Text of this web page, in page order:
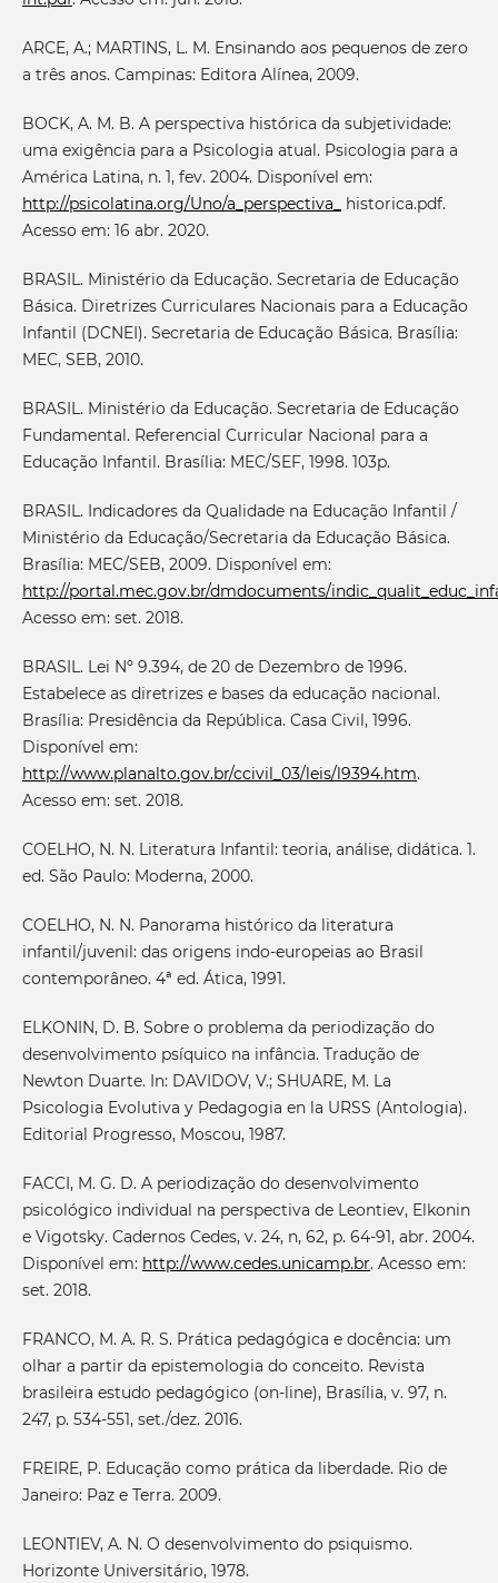
ARCE, A.; MARTINS, L. M. Ensinando aos pequenos de zero
a três anos. Campinas: Editora Alínea, 2009.
BOCK, A. M. B. A perspectiva histórica da subjetividade:
uma exigência para a Psicologia atual. Psicologia para a
América Latina, n. 1, fev. 2004. Disponível em:
http://psicolatina.org/Uno/a_perspectiva_
historica.pdf.
Acesso em: 16 abr. 2020.
BRASIL. Ministério da Educação. Secretaria de Educação
Básica. Diretrizes Curriculares Nacionais para a Educação
Infantil (DCNEI). Secretaria de Educação Básica. Brasília:
MEC, SEB, 2010.
BRASIL. Ministério da Educação. Secretaria de Educação
Fundamental. Referencial Curricular Nacional para a
Educação Infantil. Brasília: MEC/SEF, 1998. 103p.
BRASIL. Indicadores da Qualidade na Educação Infantil /
Ministério da Educação/Secretaria da Educação Básica.
Brasília: MEC/SEB, 2009. Disponível em:
http://portal.mec.gov.br/dmdocuments/
Acesso em: set. 2018.
BRASIL. Lei Nº 9.394, de 20 de Dezembro de 1996.
Estabelece as diretrizes e bases da educação nacional.
Brasília: Presidência da República. Casa Civil, 1996.
Disponível em:
http://www.planalto.gov.br/ccivil_03/leis/l9394.htm.
Acesso em: set. 2018.
COELHO, N. N. Literatura Infantil: teoria, análise, didática. 1.
ed. São Paulo: Moderna, 2000.
COELHO, N. N. Panorama histórico da literatura
infantil/juvenil: das origens indo-europeias ao Brasil
contemporâneo. 4ª ed. Ática, 1991.
ELKONIN, D. B. Sobre o problema da periodização do
desenvolvimento psíquico na infância. Tradução de
Newton Duarte. In: DAVIDOV, V.; SHUARE, M. La
Psicologia Evolutiva y Pedagogia en la URSS (Antologia).
Editorial Progresso, Moscou, 1987.
FACCI, M. G. D. A periodização do desenvolvimento
psicológico individual na perspectiva de Leontiev, Elkonin
e Vigotsky. Cadernos Cedes, v. 24, n, 62, p. 64-91, abr. 2004.
Disponível em: http://www.cedes.unicamp.br. Acesso em:
set. 2018.
FRANCO, M. A. R. S. Prática pedagógica e docência: um
olhar a partir da epistemologia do conceito. Revista
brasileira estudo pedagógico (on-line), Brasília, v. 97, n.
247, p. 534-551, set./dez. 2016.
FREIRE, P. Educação como prática da liberdade. Rio de
Janeiro: Paz e Terra. 2009.
LEONTIEV, A. N. O desenvolvimento do psiquismo.
Horizonte Universitário, 1978.